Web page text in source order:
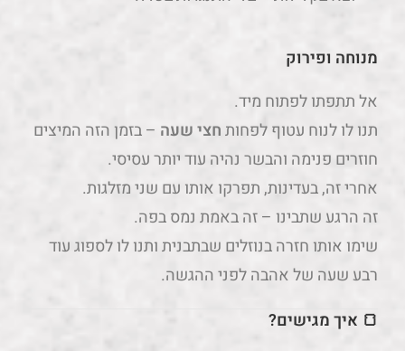
מנוחה ופירוק
אל תתפתו לפתוח מיד.
תנו לו לנוח עטוף לפחותחצי שעה – בזמן הזה המיצים
חוזרים פנימה והבשר נהיה עוד יותר עסיסי.
אחרי זה, בעדינות, תפרקו אותו עם שני מזלגות.
זה הרגע שתבינו – זה באמת נמס בפה.
שימו אותו חזרה בנוזלים שבתבנית ותנו לו לספוג עוד
רבע שעה של אהבה לפני ההגשה.
🍞 איך מגישים?